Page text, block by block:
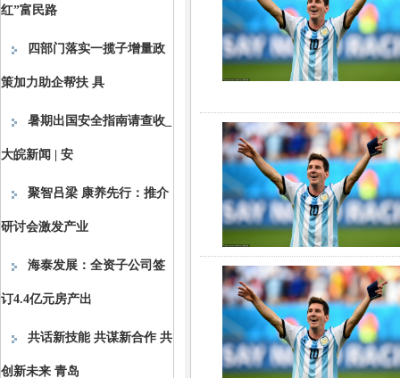
红”富民路
四部门落实一揽子增量政
策加力助企帮扶 具
暑期出国安全指南请查收_
大皖新闻 | 安
聚智吕梁 康养先行：推介
研讨会激发产业
海泰发展：全资子公司签
订4.4亿元房产出
共话新技能 共谋新合作 共
创新未来 青岛